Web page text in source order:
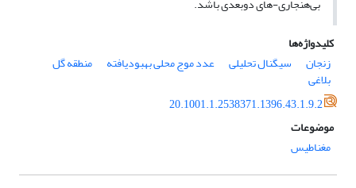
بی‌هنجاری-های دوبعدی باشد.
کلیدواژه‌ها
زنجان
سیگنال تحلیلی عدد موج محلی بهبودیافته منطقه گل
بلاغی
20.1001.1.2538371.1396.43.1.9.2
موضوعات
مغناطیس